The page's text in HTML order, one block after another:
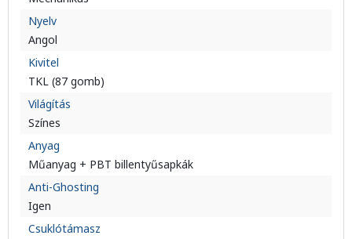
Nyelv
Angol
Kivitel
TKL (87 gomb)
Világítás
Színes
Anyag
Műanyag + PBT billentyűsapkák
Anti-Ghosting
Igen
Csuklótámasz